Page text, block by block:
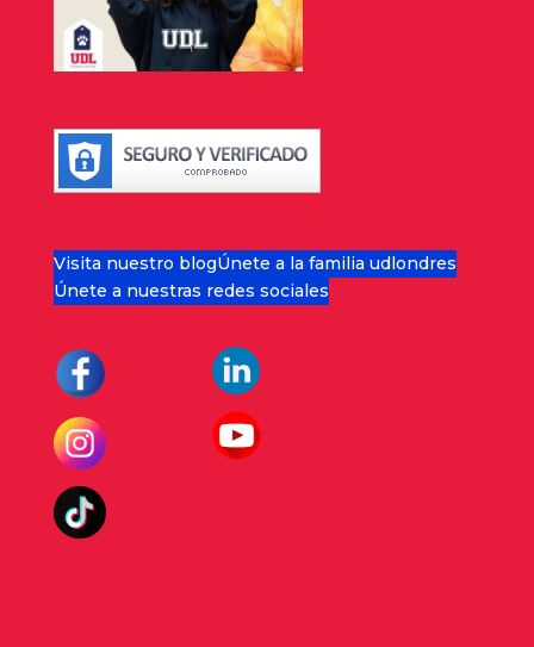
Visita nuestro blogÚnete a la familia udlondres
Únete a nuestras redes sociales